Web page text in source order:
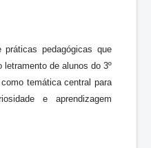
práticas pedagógicas que
de alunos do 3º
temática central para
e aprendizagem